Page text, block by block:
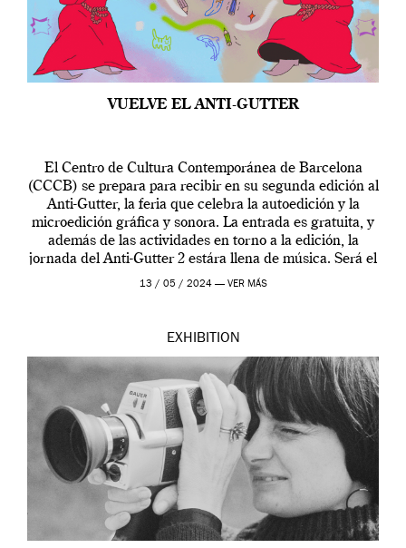
VUELVE EL ANTI-GUTTER
El Centro de Cultura Contemporánea de Barcelona
(CCCB) se prepara para recibir en su segunda edición al
Anti-Gutter, la feria que celebra la autoedición y la
microedición gráfica y sonora. La entrada es gratuita, y
además de las actividades en torno a la edición, la
jornada del Anti-Gutter 2 estára llena de música. Será el
[…]
13 / 05 / 2024 — VER MÁS
EXHIBITION